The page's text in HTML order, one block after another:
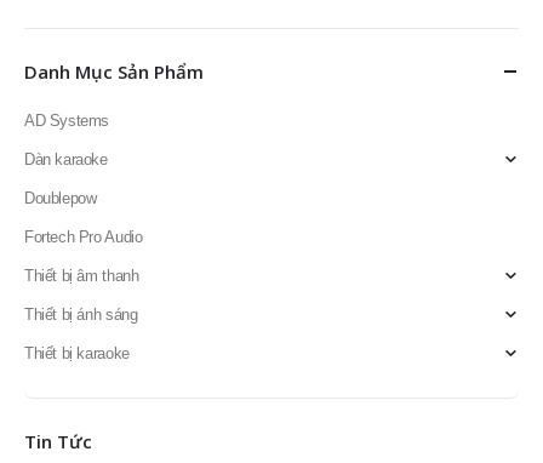
Danh Mục Sản Phẩm
AD Systems
Dàn karaoke
Doublepow
Fortech Pro Audio
Thiết bị âm thanh
Thiết bị ánh sáng
Thiết bị karaoke
Tin Tức